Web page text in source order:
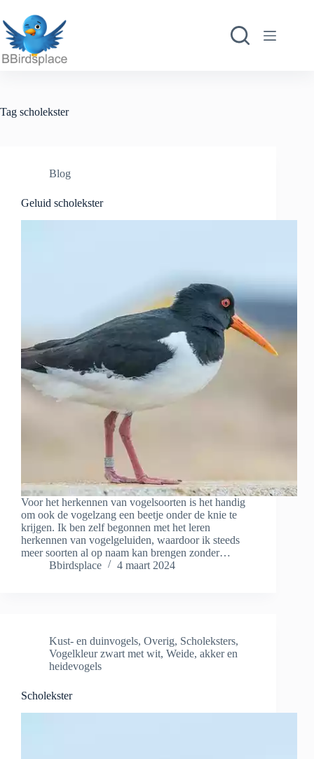
naar
de
inhoud
Tag scholekster
Blog
Geluid scholekster
Voor het herkennen van vogelsoorten is het handig
om ook de vogelzang een beetje onder de knie te
krijgen. Ik ben zelf begonnen met het leren
herkennen van vogelgeluiden, waardoor ik steeds
meer soorten al op naam kan brengen zonder…
Bbirdsplace
4 maart 2024
Kust- en duinvogels, Overig, Scholeksters,
Vogelkleur zwart met wit, Weide, akker en
heidevogels
Scholekster